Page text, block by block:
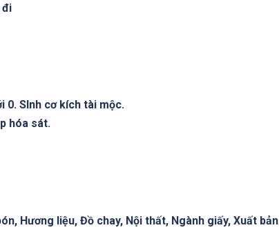
đi
0. SInh cơ kích tài mộc.
hóa sát.
Hương liệu, Đồ chay, Nội thất, Ngành giấy, Xuất bản